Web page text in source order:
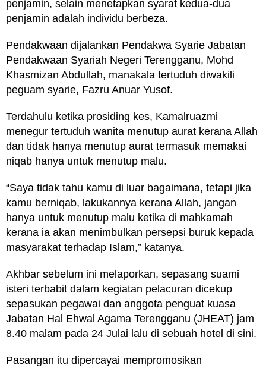
penjamin, selain menetapkan syarat kedua-dua
penjamin adalah individu berbeza.
Pendakwaan dijalankan Pendakwa Syarie Jabatan
Pendakwaan Syariah Negeri Terengganu, Mohd
Khasmizan Abdullah, manakala tertuduh diwakili
peguam syarie, Fazru Anuar Yusof.
Terdahulu ketika prosiding kes, Kamalruazmi
menegur tertuduh wanita menutup aurat kerana Allah
dan tidak hanya menutup aurat termasuk memakai
niqab hanya untuk menutup malu.
“Saya tidak tahu kamu di luar bagaimana, tetapi jika
kamu berniqab, lakukannya kerana Allah, jangan
hanya untuk menutup malu ketika di mahkamah
kerana ia akan menimbulkan persepsi buruk kepada
masyarakat terhadap Islam,” katanya.
Akhbar sebelum ini melaporkan, sepasang suami
isteri terbabit dalam kegiatan pelacuran dicekup
sepasukan pegawai dan anggota penguat kuasa
Jabatan Hal Ehwal Agama Terengganu (JHEAT) jam
8.40 malam pada 24 Julai lalu di sebuah hotel di sini.
Pasangan itu dipercayai mempromosikan